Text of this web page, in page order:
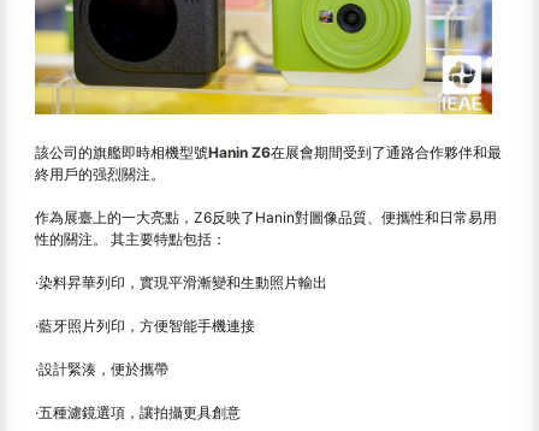
該公司的旗艦即時相機型號Hanin Z6在展會期間受到了通路合作夥伴和最
終用戶的强烈關注。
作為展臺上的一大亮點，Z6反映了Hanin對圖像品質、便攜性和日常易用
性的關注。 其主要特點包括：
·染料昇華列印，實現平滑漸變和生動照片輸出
·藍牙照片列印，方便智能手機連接
·設計緊湊，便於攜帶
·五種濾鏡選項，讓拍攝更具創意